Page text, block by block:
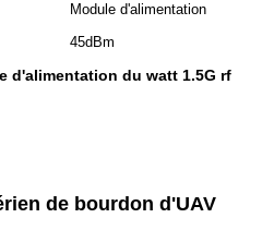
Module d'alimentation
45dBm
d'alimentation du watt 1.5G rf
de bourdon d'UAV